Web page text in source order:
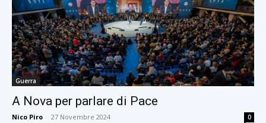
Guerra
A Nova per parlare di Pace
Nico Piro - 27 Novembre 2024 0